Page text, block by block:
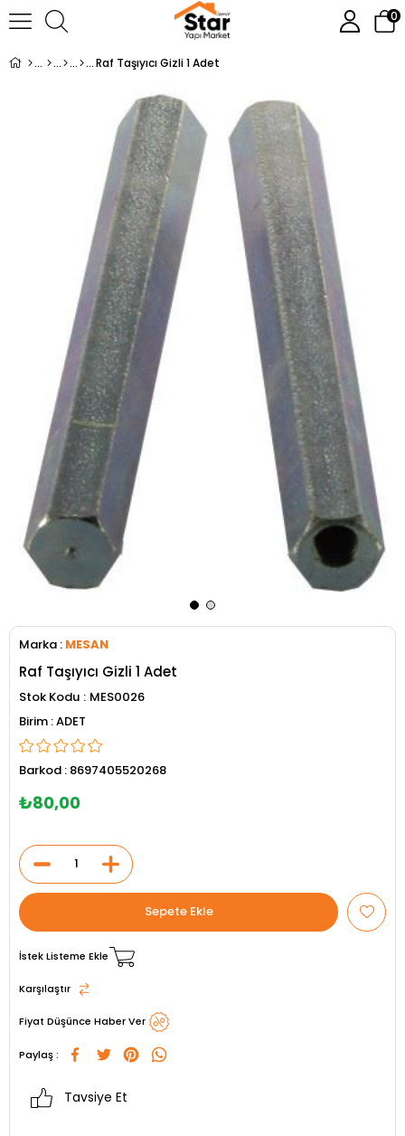
0
Raf Taşıyıcı Gizli 1 Adet
Marka : MESAN
Raf Taşıyıcı Gizli 1 Adet
Stok Kodu
MES0026
ADET
Barkod : 8697405520268
₺80,00
İstek Listeme Ekle
Karşılaştır
Fiyat Düşünce Haber Ver
Paylaş :
Tavsiye Et